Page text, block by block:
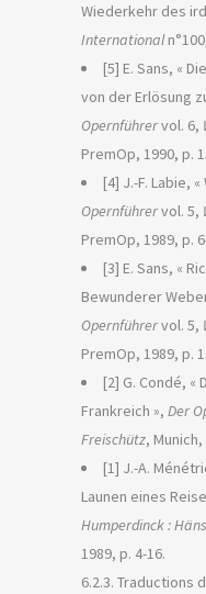
Wiederkehr des
International
[5] E. Sans, «
von der Erlösung
Opernführervol. 6,
PremOp, 1990, p.
[4] J.-F. Labie,
Opernführervol. 5,
PremOp, 1989, p.
[3] E. Sans, «
Bewunderer
Opernführervol. 5,
PremOp, 1989, p.
[2] G. Condé, «
Frankreich », Der
Freischütz,
[1] J.-A.
Launen eines
Humperdinck :
1989, p. 4-16.
6.2.3. Traductions